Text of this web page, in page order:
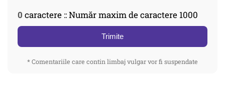
0 caractere :: Număr maxim de caractere 1000
Trimite
* Comentariile care contin limbaj vulgar vor fi suspendate